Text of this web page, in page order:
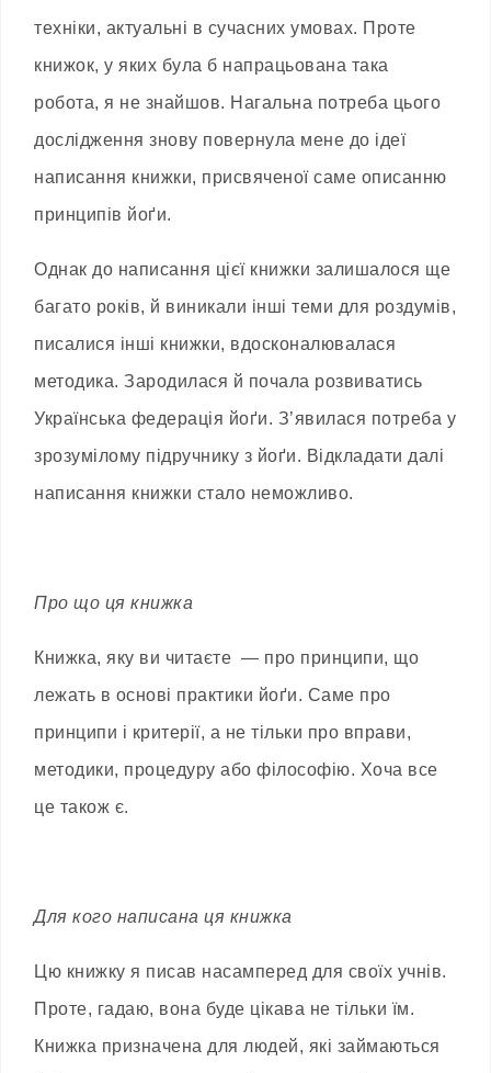
техніки, актуальні в сучасних умовах. Проте
книжок, у яких була б напрацьована така
робота, я не знайшов. Нагальна потреба цього
дослідження знову повернула мене до ідеї
написання книжки, присвяченої саме описанню
принципів йоґи.
Однак до написання цієї книжки залишалося ще
багато років, й виникали інші теми для роздумів,
писалися інші книжки, вдосконалювалася
методика. Зародилася й почала розвиватись
Українська федерація йоґи. З’явилася потреба у
зрозумілому підручнику з йоґи. Відкладати далі
написання книжки стало неможливо.
Про що ця книжка
Книжка, яку ви читаєте — про принципи, що
лежать в основі практики йоґи. Саме про
принципи і критерії, а не тільки про вправи,
методики, процедуру або філософію. Хоча все
це також є.
Для кого написана ця книжка
Цю книжку я писав насамперед для своїх учнів.
Проте, гадаю, вона буде цікава не тільки їм.
Книжка призначена для людей, які займаються